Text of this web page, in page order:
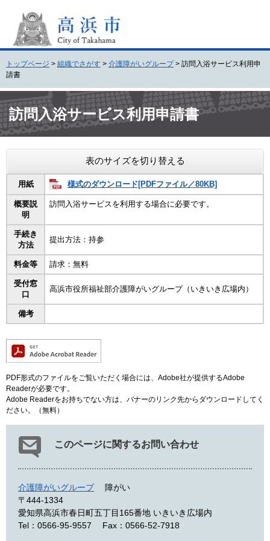
頭
。
飛
て
本
文
トップページ > 組織でさがす > 介護障がいグループ > 訪問入浴サービス利用申
請書
文訪問入浴サービス利用申請書
表のサイズを切り替える
用紙 様式のダウンロード[PDFファイル／80KB]
概要説
明
訪問入浴サービスを利用する場合に必要です。
手続き
方法
提出方法：持参
料金等 請求：無料
受付窓
口
高浜市役所福祉部介護障がいグループ（いきいき広場内）
備考
PDF形式のファイルをご覧いただく場合には、Adobe社が提供するAdobe
Readerが必要です。
Adobe Readerをお持ちでない方は、バナーのリンク先からダウンロードしてく
ださい。（無料）
このページに関するお問い合わせ
介護障がいグループ
障がい
〒444-1334
愛知県高浜市春日町五丁目165番地 いきいき広場内
Tel：0566-95-9557
Fax：0566-52-7918